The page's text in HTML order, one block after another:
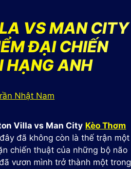
VS MAN CITY
ĐẠI CHIẾN
HẠNG ANH
Nhật Nam
Villa vs Man City Kèo Thơm
đã không còn là thế trận một
chiến thuật của những bộ não
vươn mình trở thành một trong